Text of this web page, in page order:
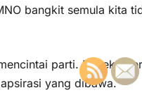
bangkit semula kita
parti. Mereka
yang dibawa.